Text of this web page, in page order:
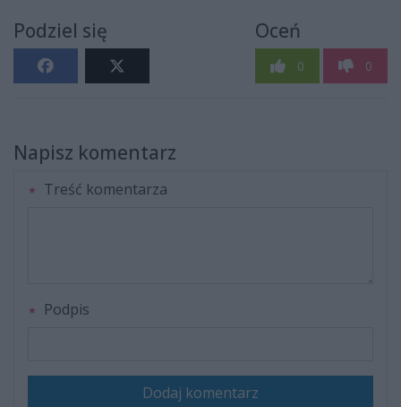
Podziel się Oceń
0 0
Napisz komentarz
Treść komentarza
Podpis
Dodaj komentarz